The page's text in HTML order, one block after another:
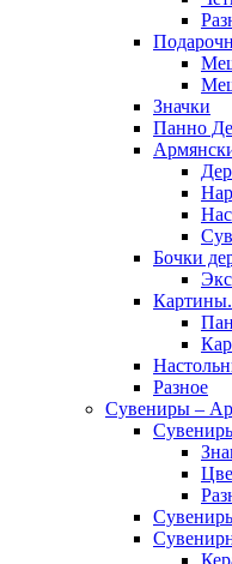
Значки
Панно
Бочки
Разное
Сувениры –